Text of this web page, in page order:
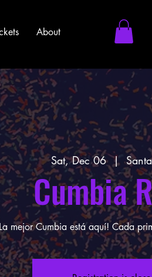
About
Sat, Dec 06
  |
Cumbia
mejor Cumbia está aquí! Cada